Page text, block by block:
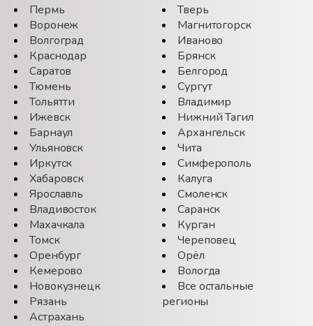
Пермь
Воронеж
Волгоград
Краснодар
Саратов
Тюмень
Тольятти
Ижевск
Барнаул
Ульяновск
Иркутск
Хабаровск
Ярославль
Владивосток
Махачкала
Томск
Оренбург
Кемерово
Новокузнецк
Рязань
Астрахань
Тверь
Магнитогорск
Иваново
Брянск
Белгород
Сургут
Владимир
Нижний Тагил
Архангельск
Чита
Симферополь
Калуга
Смоленск
Саранск
Курган
Череповец
Орёл
Вологда
Все остальные
регионы